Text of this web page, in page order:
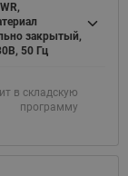
закрытый,
50 Гц
в складскую
программу